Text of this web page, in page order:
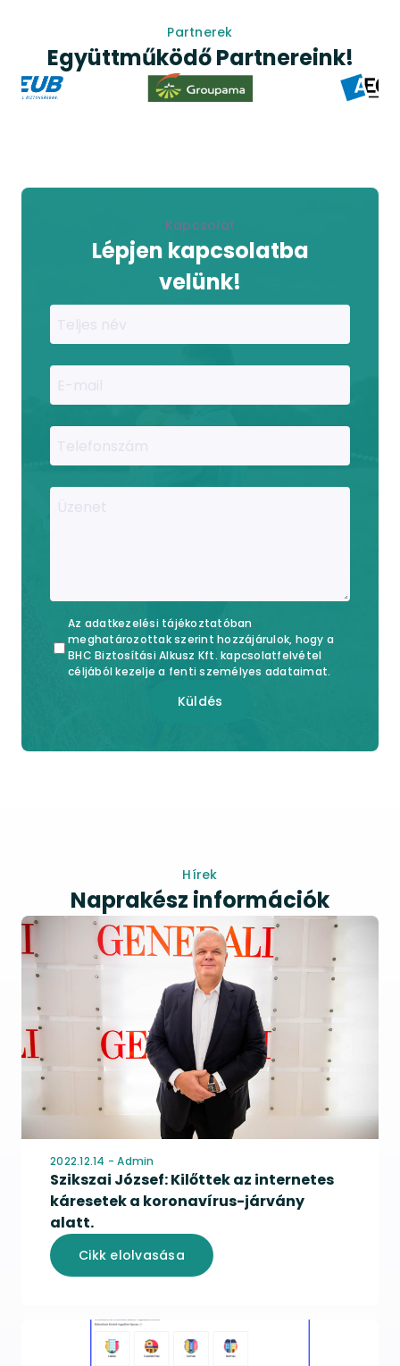
Partnerek
Együttműködő Partnereink!
Kapcsolat
Lépjen kapcsolatba
velünk!
Az adatkezelési tájékoztatóban
meghatározottak szerint hozzájárulok, hogy a
BHC Biztosítási Alkusz Kft. kapcsolatfelvétel
céljából kezelje a fenti személyes adataimat.
Küldés
Hírek
Naprakész információk
2022.12.14 - Admin
Szikszai József: Kilőttek az internetes
káresetek a koronavírus-járvány
alatt.
Cikk elolvasása